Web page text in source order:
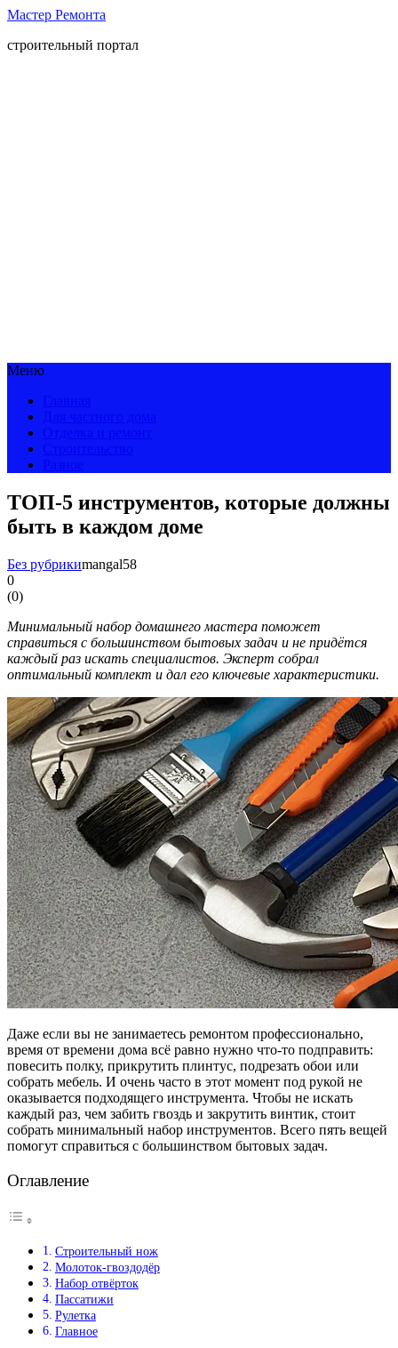
Мастер Ремонта
строительный портал
Меню
ТОП-5 инструментов, которые должны
быть в каждом доме
Без рубрикиmangal58
0
(0)
Минимальный набор домашнего мастера поможет
справиться с большинством бытовых задач и не придётся
каждый раз искать специалистов. Эксперт собрал
оптимальный комплект и дал его ключевые характеристики.
Даже если вы не занимаетесь ремонтом профессионально,
время от времени дома всё равно нужно что-то подправить:
повесить полку, прикрутить плинтус, подрезать обои или
собрать мебель. И очень часто в этот момент под рукой не
оказывается подходящего инструмента. Чтобы не искать
каждый раз, чем забить гвоздь и закрутить винтик, стоит
собрать минимальный набор инструментов. Всего пять вещей
помогут справиться с большинством бытовых задач.
Оглавление
Строительный нож
Молоток-гвоздодёр
Набор отвёрток
Пассатижи
Рулетка
Главное